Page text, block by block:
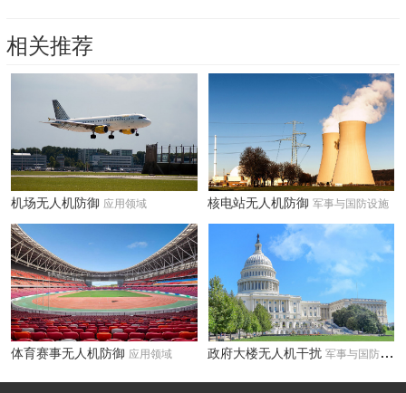
相关推荐
机场无人机防御 应用领域 核电站无人机防御 军事与国防设施
体育赛事无人机防御 应用领域 政府大楼无人机干扰 军事与国防设施